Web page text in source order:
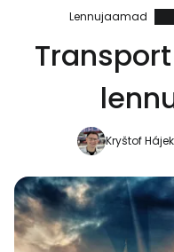
Lennujaamad
Kryštof Hájek
... ülemaailmne